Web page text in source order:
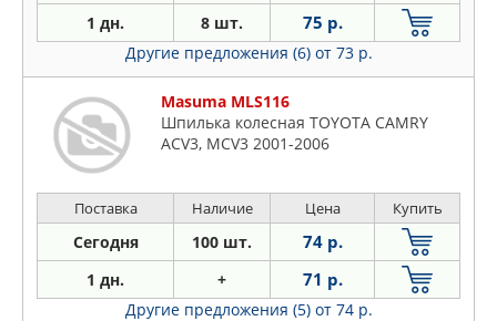
STELLOX
SUBARU
SUZUKI
SWAG
TOYOTA
ZEKKERT
1 дн. 8 шт. 75 р.
Другие предложения (6) от 73 р.
Masuma MLS116
Шпилька колесная TOYOTA CAMRY
ACV3, MCV3 2001-2006
Поставка Наличие Цена Купить
Сегодня 100 шт. 74 р.
1 дн. + 71 р.
Другие предложения (5) от 74 р.